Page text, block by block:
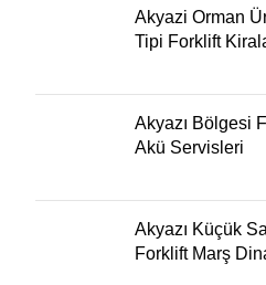
Akyazi Orman
Tipi Forklift
Akyazı Bölgesi
Akü Servisleri
Akyazı Küçük
Forklift Marş